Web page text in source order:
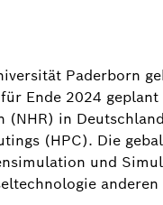
Paderborn
Ende 2024 geplant
(NHR) in
(HPC). Die
und
anderen